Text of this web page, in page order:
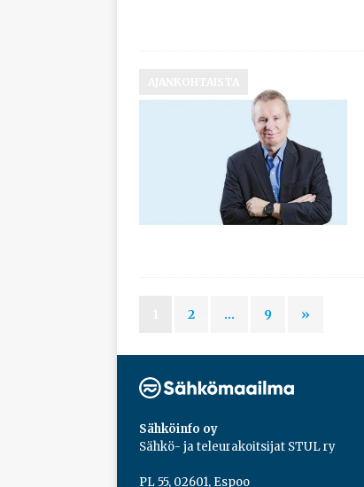
2 … 9 »
Sähköinfo oy
Sähkö- ja teleurakoitsijat STUL ry
PL 55, 02601, Espoo